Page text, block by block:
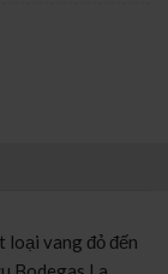
loại vang đỏ đến